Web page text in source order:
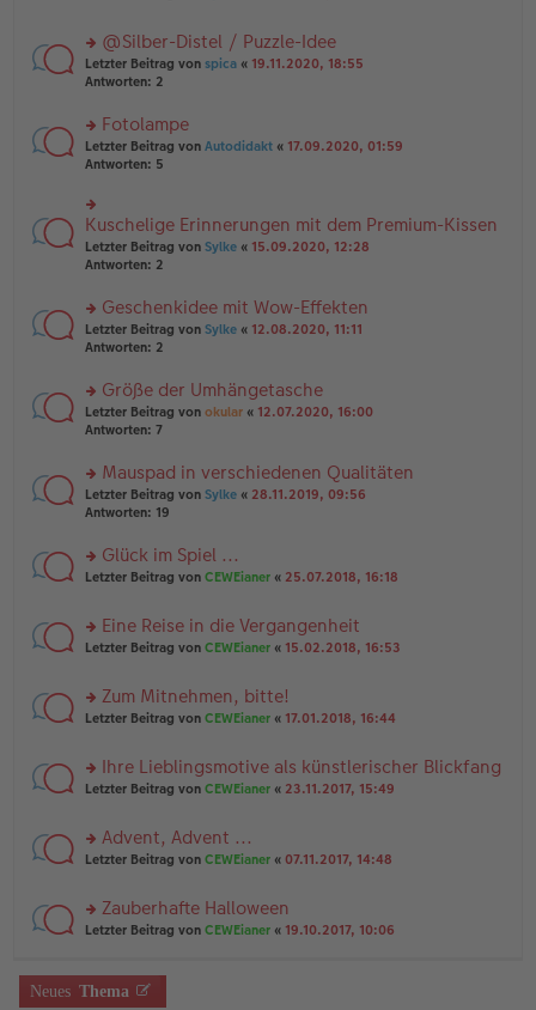
ei
tr
a
es
e
n
er
ei
tr
a
u
n
g
es
e
n
er
ei
tr
a
g
rs
te
n
g
el
e
n
er
B
a
g
@Silber-Distel / Puzzle-Idee
Letzter Beitrag von spica « 19.11.2020, 18:55
Antworten: 2
rs
te
u
n
g
el
es
n
er
B
a
g
Fotolampe
Letzter Beitrag von Autodidakt « 17.09.2020, 01:59
Antworten: 5
rs
te
r
g
el
es
n
er
B
ei
a
g
Kuschelige Erinnerungen mit dem Premium-Kissen
Letzter Beitrag von Sylke « 15.09.2020, 12:28
Antworten: 2
rs
te
n
g
el
e
n
er
tr
a
Geschenkidee mit Wow-Effekten
Letzter Beitrag von Sylke « 12.08.2020, 11:11
Antworten: 2
rs
te
n
g
el
e
n
ei
tr
Größe der Umhängetasche
Letzter Beitrag von okular « 12.07.2020, 16:00
Antworten: 7
rs
te
n
g
es
e
n
B
ei
tr
g
Mauspad in verschiedenen Qualitäten
Letzter Beitrag von Sylke « 28.11.2019, 09:56
Antworten: 19
rs
u
n
es
e
B
ei
g
Glück im Spiel ...
Letzter Beitrag von CEWEianer « 25.07.2018, 16:18
rs
u
n
es
e
B
ei
g
Eine Reise in die Vergangenheit
Letzter Beitrag von CEWEianer « 15.02.2018, 16:53
rs
u
n
es
e
B
ei
g
Zum Mitnehmen, bitte!
Letzter Beitrag von CEWEianer « 17.01.2018, 16:44
rs
u
n
es
e
B
ei
Ihre Lieblingsmotive als künstlerischer Blickfang
Letzter Beitrag von CEWEianer « 23.11.2017, 15:49
rs
u
n
es
e
Advent, Advent ...
Letzter Beitrag von CEWEianer « 07.11.2017, 14:48
rs
u
n
Zauberhafte Halloween
Letzter Beitrag von CEWEianer « 19.10.2017, 10:06
Neues Thema